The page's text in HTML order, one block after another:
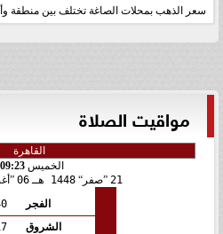
سعر الذهب بمحلات الصاغة تختلف بين منطقة
مواقيت الصلاة
الخميس09:23 صـ
21 صفر 1448 هـ 06
الفجر
الشروق